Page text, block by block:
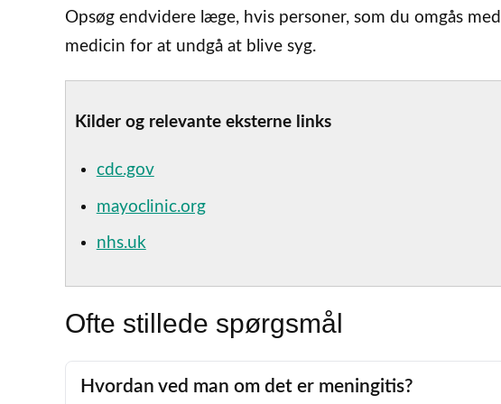
Opsøg endvidere læge, hvis personer, som du omgås
medicin for at undgå at blive syg.
Kilder og relevante eksterne links
cdc.gov
mayoclinic.org
nhs.uk
Ofte stillede spørgsmål
Hvordan ved man om det er meningitis?